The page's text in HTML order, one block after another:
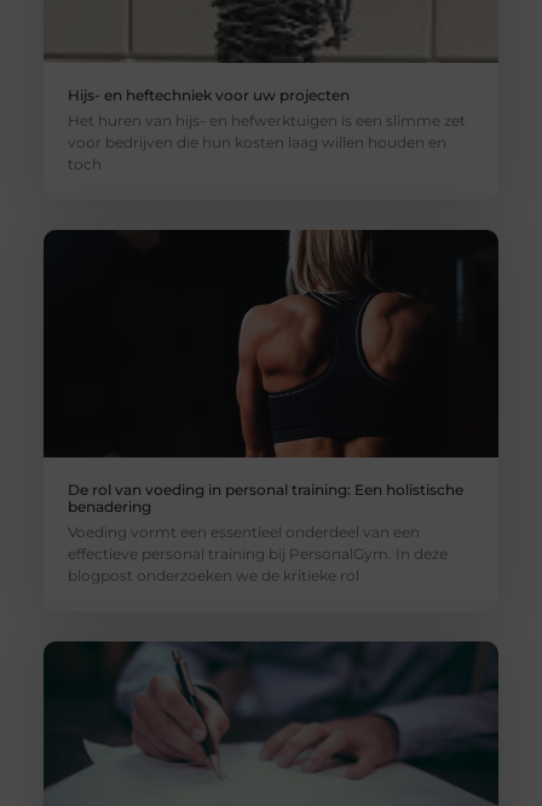
Hijs- en heftechniek voor uw projecten
Het huren van hijs- en hefwerktuigen is een slimme zet
voor bedrijven die hun kosten laag willen houden en
toch
De rol van voeding in personal training: Een holistische
benadering
Voeding vormt een essentieel onderdeel van een
effectieve personal training bij PersonalGym. In deze
blogpost onderzoeken we de kritieke rol